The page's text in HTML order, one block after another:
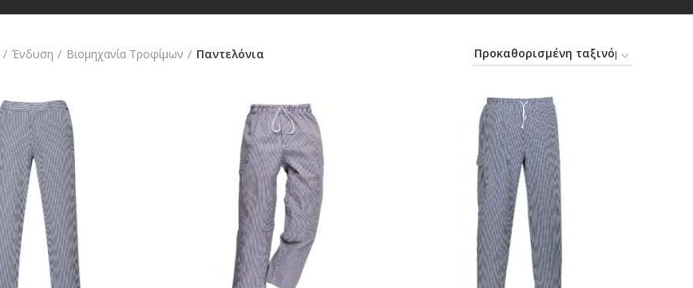
Ένδυση Βιομηχανία Τροφίμων Παντελόνια